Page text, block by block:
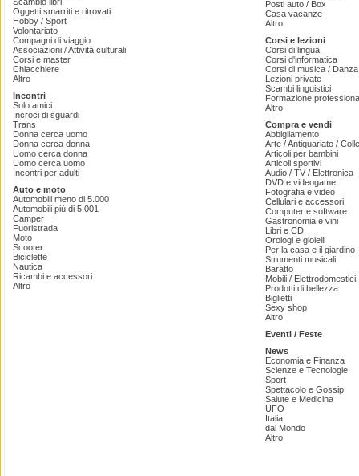
Oggetti smarriti e ritrovati
Hobby / Sport
Volontariato
Compagni di viaggio
Associazioni / Attività culturali
Corsi e master
Chiacchiere
Altro
Incontri
Solo amici
Incroci di sguardi
Trans
Donna cerca uomo
Donna cerca donna
Uomo cerca donna
Uomo cerca uomo
Incontri per adulti
Auto e moto
Automobili meno di 5.000
Automobili più di 5.001
Camper
Fuoristrada
Moto
Scooter
Biciclette
Nautica
Ricambi e accessori
Altro
Posti auto / Box
Casa vacanze
Altro
Corsi e lezioni
Corsi di lingua
Corsi d'informatica
Corsi di musica /
Lezioni private
Scambi linguistici
Formazione
Altro
Compra e vendi
Abbigliamento
Arte / Antiquariato /
Articoli per bambini
Articoli sportivi
Audio / TV / Elettronica
DVD e videogame
Fotografia e video
Cellulari e accessori
Computer e software
Gastronomia e vini
Libri e CD
Orologi e gioielli
Per la casa e il giardino
Strumenti musicali
Baratto
Mobili / Elettrodomestici
Prodotti di bellezza
Biglietti
Sexy shop
Altro
Eventi / Feste
News
Economia e Finanza
Scienze e Tecnologie
Sport
Spettacolo e Gossip
Salute e Medicina
UFO
Italia
dal Mondo
Altro